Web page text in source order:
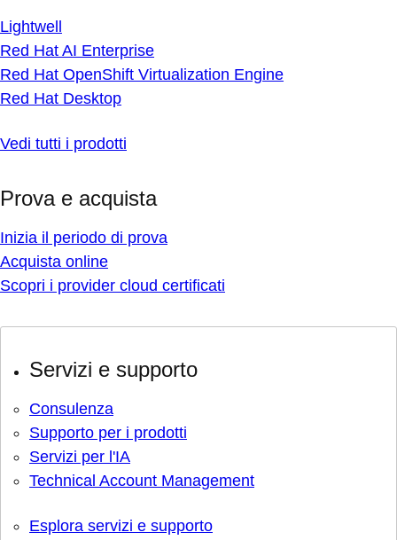
Lightwell
Red Hat AI Enterprise
Red Hat OpenShift Virtualization Engine
Red Hat Desktop
Vedi tutti i prodotti
Prova e acquista
Inizia il periodo di prova
Acquista online
Scopri i provider cloud certificati
Servizi e supporto
Consulenza
Supporto per i prodotti
Servizi per l'IA
Technical Account Management
Esplora servizi e supporto